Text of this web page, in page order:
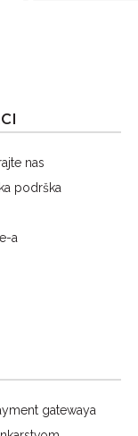
nas
podrška
a
gatewaya